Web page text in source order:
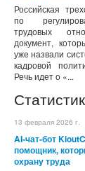
Российская
по
трудовых
документ,
уже назвали
кадровой
Речь идет о «...
13 февраля 2026 г.
AI-чат-бот
помощник,
охрану труда